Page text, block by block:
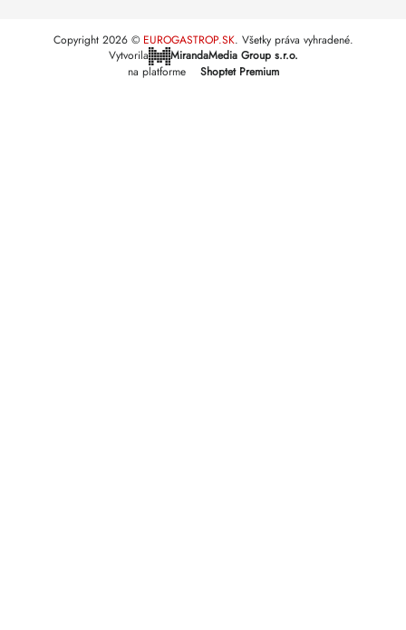
Vytvorila
MirandaMedia Group s.r.o.
na platforme
Shoptet Premium
Copyright 2026 EUROGASTROP.SK. Všetky práva vyhradené.